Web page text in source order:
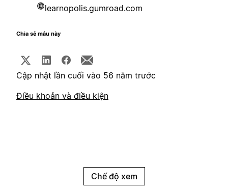
learnopolis.gumroad.com
Chia sẻ mẫu này
Cập nhật lần cuối vào 56 năm trước
Điều khoản và điều kiện
Chế độ xem